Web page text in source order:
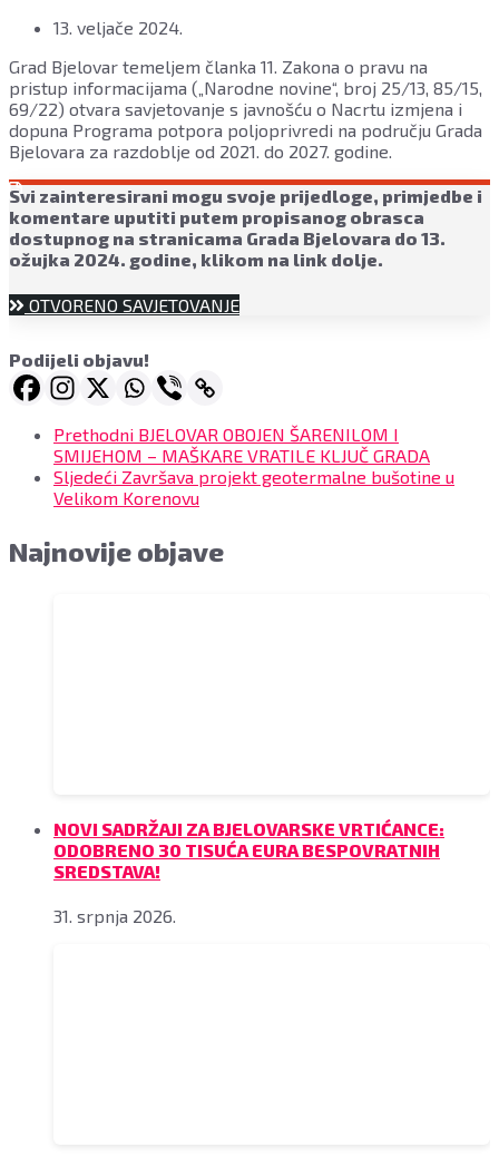
13. veljače 2024.
Grad Bjelovar temeljem članka 11. Zakona o pravu na
pristup informacijama („Narodne novine“, broj 25/13, 85/15,
69/22) otvara savjetovanje s javnošću o Nacrtu izmjena i
dopuna Programa potpora poljoprivredi na području Grada
Bjelovara za razdoblje od 2021. do 2027. godine.
Svi zainteresirani mogu svoje prijedloge, primjedbe i
komentare uputiti putem propisanog obrasca
dostupnog na stranicama Grada Bjelovara do 13.
ožujka 2024. godine, klikom na link dolje.
OTVORENO SAVJETOVANJE
Podijeli objavu!
Prethodni BJELOVAR OBOJEN ŠARENILOM I
SMIJEHOM – MAŠKARE VRATILE KLJUČ GRADA
Sljedeći Završava projekt geotermalne bušotine u
Velikom Korenovu
Najnovije objave
NOVI SADRŽAJI ZA BJELOVARSKE VRTIĆANCE:
ODOBRENO 30 TISUĆA EURA BESPOVRATNIH
SREDSTAVA!
31. srpnja 2026.